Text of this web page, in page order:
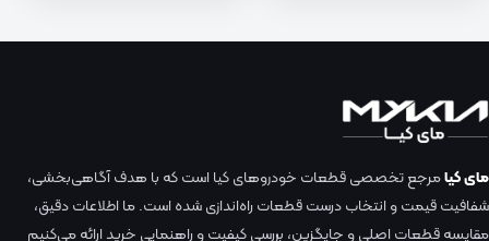
مای کیامرجع تخصصی قطعات خودروهای کیا است که با هدف آگاهی‌بخشی،
شفافیت قیمت و انتخاب درست قطعات راه‌اندازی شده است. ما اطلاعات دقیق،
مقایسه قطعات اصلی و جایگزین، بررسی کیفیت و راهنمایی خرید ارائه می‌کنیم